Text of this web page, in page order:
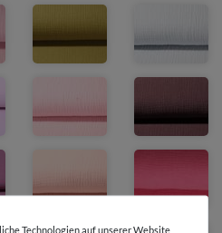
Technologien auf unserer Website